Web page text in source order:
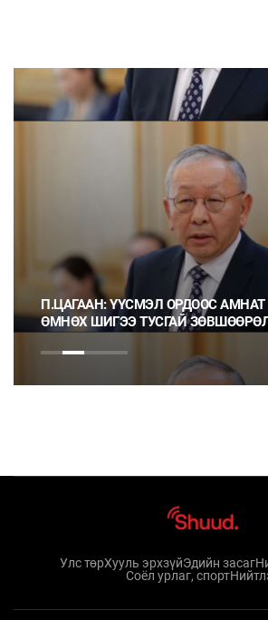
П.ЦАГААН: ҮҮСМЭЛ ОРДООС
ӨМНӨХ ШИГЭЭ ТУСГАЙ
Улс төрХууль эрхзүйЭдийн засаг
Соёл урлаг, спорт